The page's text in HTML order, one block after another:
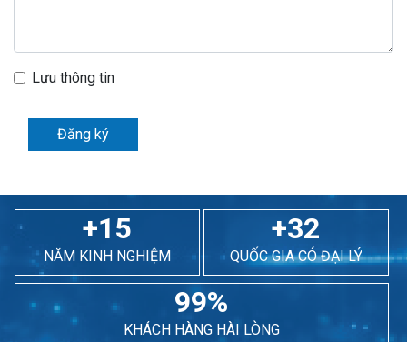
Lưu thông tin
Đăng ký
+15
NĂM KINH NGHIỆM
+32
QUỐC GIA CÓ ĐẠI LÝ
99%
KHÁCH HÀNG HÀI LÒNG